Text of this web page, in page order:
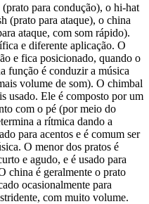
para condução), o hi-hat
(prato para ataque), o china
ataque, com som rápido).
e diferente aplicação. O
e fica posicionado, quando o
função é conduzir a música
volume de som). O chimbal
usado. Ele é composto por um
com o pé (por meio do
a rítmica dando a
para acentos e é comum ser
O menor dos pratos é
e agudo, e é usado para
china é geralmente o prato
ocasionalmente para
com muito volume.